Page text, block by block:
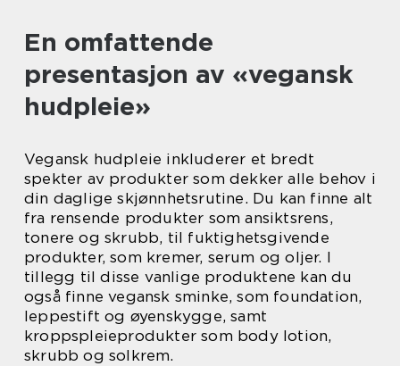
En omfattende
presentasjon av «vegansk
hudpleie»
Vegansk hudpleie inkluderer et bredt
spekter av produkter som dekker alle behov i
din daglige skjønnhetsrutine. Du kan finne alt
fra rensende produkter som ansiktsrens,
tonere og skrubb, til fuktighetsgivende
produkter, som kremer, serum og oljer. I
tillegg til disse vanlige produktene kan du
også finne vegansk sminke, som foundation,
leppestift og øyenskygge, samt
kroppspleieprodukter som body lotion,
skrubb og solkrem.